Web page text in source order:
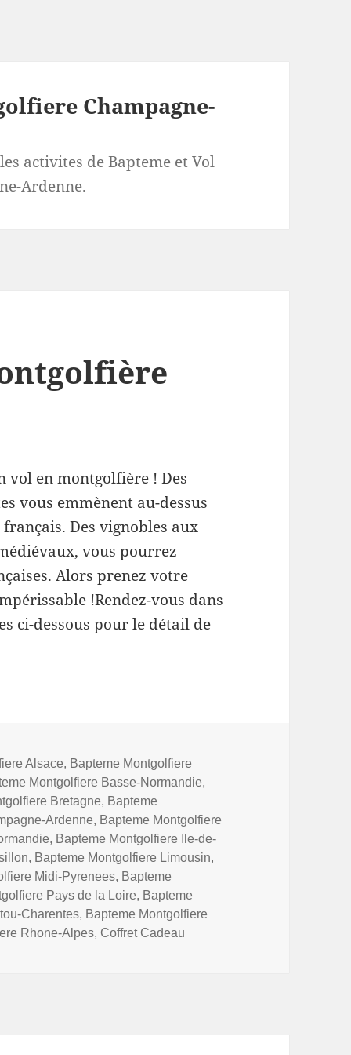
Champagne-
activites de Bapteme et Vol
Ardenne.
vol en montgolfière ! Des
vous emmènent au-dessus
Des vignobles aux
vous pourrez
Alors prenez votre
!Rendez-vous dans
ci-dessous pour le détail de
Alsace, Bapteme Montgolfiere
Montgolfiere Basse-Normandie,
Bretagne, Bapteme
Ardenne, Bapteme Montgolfiere
, Bapteme Montgolfiere Ile-de-
, Bapteme Montgolfiere Limousin,
Midi-Pyrenees, Bapteme
Pays de la Loire, Bapteme
Charentes, Bapteme Montgolfiere
Rhone-Alpes, Coffret Cadeau